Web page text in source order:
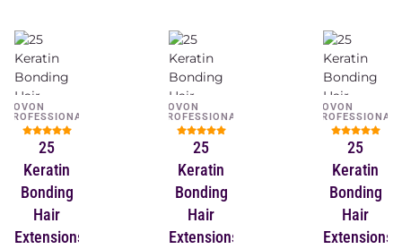
NOVON
PROFESSIONAL
25
Keratin
Bonding
Hair
Extensions
NOVON
PROFESSIONAL
25
Keratin
Bonding
Hair
Extensions
NOVON
PROFESSIONAL
25
Keratin
Bonding
Hair
Extensions